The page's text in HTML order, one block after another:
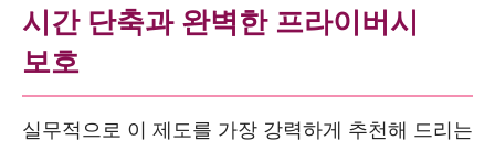
시간 단축과 완벽한 프라이버시
보호
실무적으로 이 제도를 가장 강력하게 추천해 드리는